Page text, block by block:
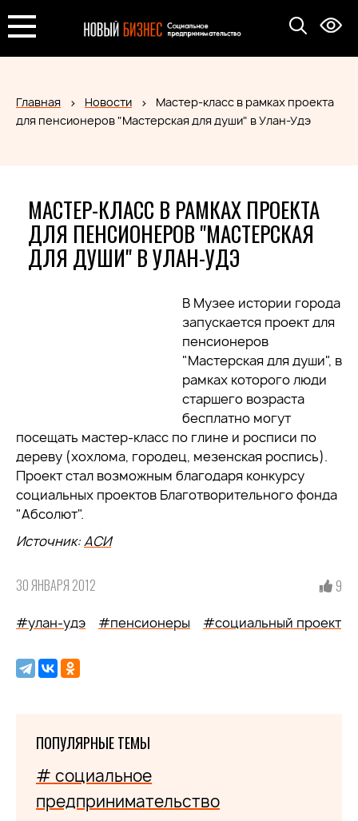
Главная Новости
Мастер-класс в рамках проекта
для пенсионеров "Мастерская для души" в Улан-Удэ
МАСТЕР-КЛАСС В РАМКАХ ПРОЕКТА
ДЛЯ ПЕНСИОНЕРОВ "МАСТЕРСКАЯ
ДЛЯ ДУШИ" В УЛАН-УДЭ
В Музее истории города
запускается проект для
пенсионеров
"Мастерская для души", в
рамках которого люди
старшего возраста
бесплатно могут
посещать мастер-класс по глине и росписи по
дереву (хохлома, городец, мезенская роспись).
Проект стал возможным благодаря конкурсу
социальных проектов Благотворительного фонда
"Абсолют".
Источник:АСИ
30 ЯНВАРЯ 2012 9
#улан-удэ #пенсионеры #социальный проект
ПОПУЛЯРНЫЕ ТЕМЫ
# социальное
предпринимательство